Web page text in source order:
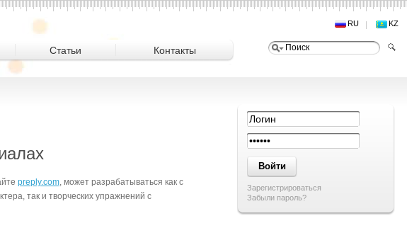
RU KZ
Статьи Контакты
Зарегистрироваться
Забыли пароль?
preply.com, может разрабатываться как с
так и творческих упражнений с